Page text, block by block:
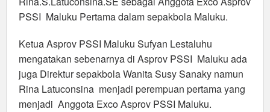
PSSI Maluku Pertama dalam sepakbola Maluku.
Ketua Asprov PSSI Maluku Sufyan Lestaluhu
mengatakan sebenarnya di Asprov PSSI Maluku ada
juga Direktur sepakbola Wanita Susy Sanaky namun
Rina Latuconsina menjadi perempuan pertama yang
menjadi Anggota Exco Asprov PSSI Maluku.